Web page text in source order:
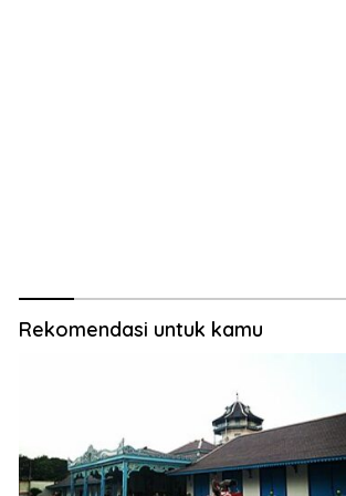
Rekomendasi untuk kamu